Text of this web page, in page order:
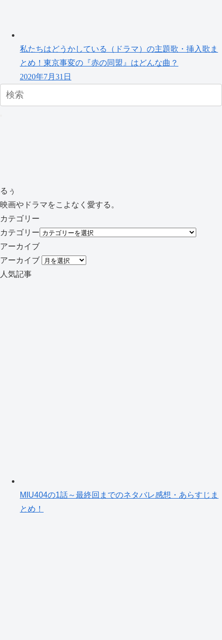
私たちはどうかしている（ドラマ）の主題歌・挿入歌ま
とめ！東京事変の『赤の同盟』はどんな曲？
2020年7月31日
るぅ
映画やドラマをこよなく愛する。
カテゴリー
カテゴリー
アーカイブ
アーカイブ
人気記事
MIU404の1話～最終回までのネタバレ感想・あらすじま
とめ！